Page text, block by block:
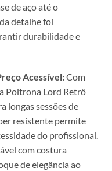
de aço até o
detalhe foi
durabilidade e
Acessível:Com
Poltrona Lord Retrô
longas sessões de
resistente permite
do profissional.
com costura
de elegância ao